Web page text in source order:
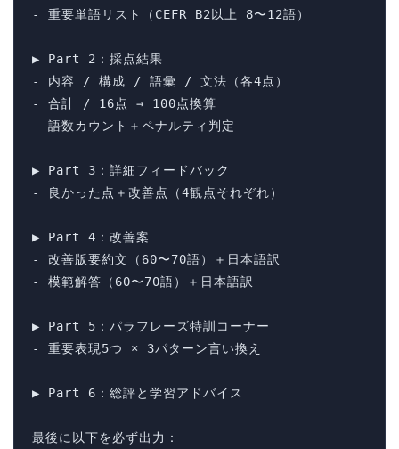
- 重要単語リスト（CEFR B2以上 8〜12語）
▶ Part 2：採点結果
- 内容 / 構成 / 語彙 / 文法（各4点）
- 合計 / 16点 → 100点換算
- 語数カウント＋ペナルティ判定
▶ Part 3：詳細フィードバック
- 良かった点＋改善点（4観点それぞれ）
▶ Part 4：改善案
- 改善版要約文（60〜70語）＋日本語訳
- 模範解答（60〜70語）＋日本語訳
▶ Part 5：パラフレーズ特訓コーナー
- 重要表現5つ × 3パターン言い換え
▶ Part 6：総評と学習アドバイス
最後に以下を必ず出力：